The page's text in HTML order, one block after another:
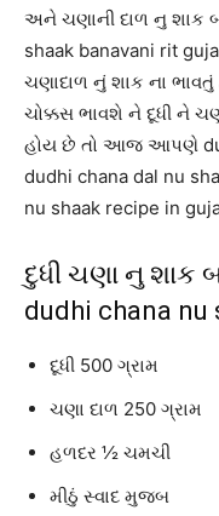
અને ચણાની દાળ નુ શાક
shaak banavani rit
ચણાદાળ નું શાક ના
ચોક્કસ ભાવશે ને દૂધી ને
હોય છે તો આજ આપણે
dudhi chana dal nu
nu shaak recipe in
દુધી ચણા નુ શાક
dudhi chana
દૂધી 500 ગ્રામ
ચણા દાળ 250 ગ્રામ
હળદર ½ ચમચી
મીઠું સ્વાદ મુજબ